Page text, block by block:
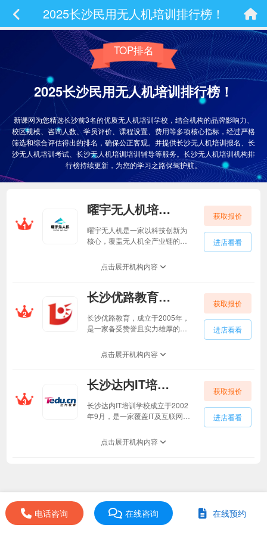
2025长沙民用无人机培训排行榜！
TOP排名
2025长沙民用无人机培训排行榜！
新课网为您精选长沙前3名的优质无人机培训学校，结合机构的品牌影响力、
校区规模、咨询人数、学员评价、课程设置、费用等多项核心指标，经过严格
筛选和综合评估得出的排名，确保公正客观。并提供长沙无人机培训报名、长
沙无人机培训考试、长沙无人机培训培训辅导等服务。长沙无人机培训机构排
行榜持续更新，为您的学习之路保驾护航。
1
曜宇无人机培训曜宇无人机培训
曜宇无人机是一家以科技创新为
核心，覆盖无人机全产业链的企
人机驾驶员培训资质，是AOPA认
证的培训机构及无人机驾驶员考
甲级服务能力认定，涵盖培训、
飞防、应急救援等领域。曜宇无
人机培训基地位于郴州市体育中
心，占地约250亩，总建筑面积6
整洁食堂，为学员提供高效、安
拥有自主研发能力，打造自主设
备与产品体系。
获取报价
进店看看
点击展开机构内容
2
长沙优路教育长沙优路教育
长沙优路教育，成立于2005年，
是一家备受赞誉且实力雄厚的职
专注于建筑工程、消防安全、医
药卫生、财税金融、教资招教、
试、公务员考试、四六级考研等
领域的职业考试培训服务。长沙
优路教育经过十几年的发展，组
建了一支专业的教学和教务团
供丰富的课程产品矩阵，为学员
知识服务实体和综合性教育服务
机构。长沙优路教育致力于为学
员提供优质的教育资源和培训服
获取报价
进店看看
点击展开机构内容
3
长沙达内IT培训学校长沙达内IT培训学校
长沙达内IT培训学校成立于2002
年9月，是一家覆盖IT及互联网职
多个领域的综合性教育集团，达
内IT培训学校目前已在北京、上
心(含青少年素质教育业务)。长沙
达内IT培训学校结合中国IT行业现
状，培养高端IT人才，打造一站
式互联网人才基地，目前已开设
获取报价
进店看看
点击展开机构内容
电话咨询 在线咨询 在线预约